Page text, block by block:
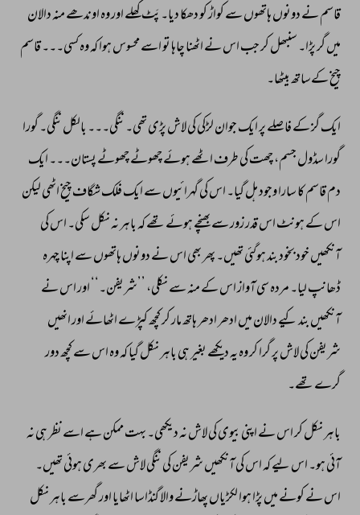
قاسم نے دونوں ہاتھوں سے کواڑ کو دھکا دیا۔ پَٹ کھلے اور وہ اوندھے منہ دالان
میں گر پڑا۔ سنبھل کر جب اس نے اٹھنا چاہا تو اسے محسوس ہوا کہ وہ کسی۔۔۔ قاسم
چیخ کےساتھ بیٹھا۔
ایک گز کے فاصلے پر ایک جوان لڑکی کی لاش پڑی تھی۔ ننگی۔۔۔ بالکل ننگی۔ گورا
گورا سڈول جسم، چھت کی طرف اٹھے ہوئے چھوٹے چھوٹے پستان۔۔۔ ایک
دم قاسم کا سارا وجود ہل گیا۔ اس کی گہرائیوں سے ایک فلک شگاف چیخ اٹھی لیکن
اس کے ہونٹ اس قدر زور سے بھنچے ہوئے تھے کہ باہر نہ نکل سکی۔ اس کی
آنکھیں خود بخود بند ہوگئی تھیں۔ پھر بھی اس نے دونوں ہاتھوں سے اپنا چہرہ
ڈھانپ لیا۔ مردہ سی آواز اس کے منہ سے نکلی، ’’شریفن۔‘‘ اور اس نے
آنکھیں بند کیے دالان میں ادھر ادھر ہاتھ مار کر کچھ کپڑے اٹھائے اور انھیں
شریفن کی لاش پر گرا کر وہ یہ دیکھے بغیر ہی باہر نکل گیا کہ وہ اس سے کچھ دور
گرے تھے۔
باہر نکل کر اس نے اپنی بیوی کی لاش نہ دیکھی۔ بہت ممکن ہے اسے نظر ہی نہ
آئی ہو۔ اس لیے کہ اس کی آنکھیں شریفن کی ننگی لاش سے بھری ہوئی تھیں۔
اس نے کونے میں پڑا ہوا لکڑیاں پھاڑنے والا گنڈاسا اٹھایا اور گھرسے باہر نکل